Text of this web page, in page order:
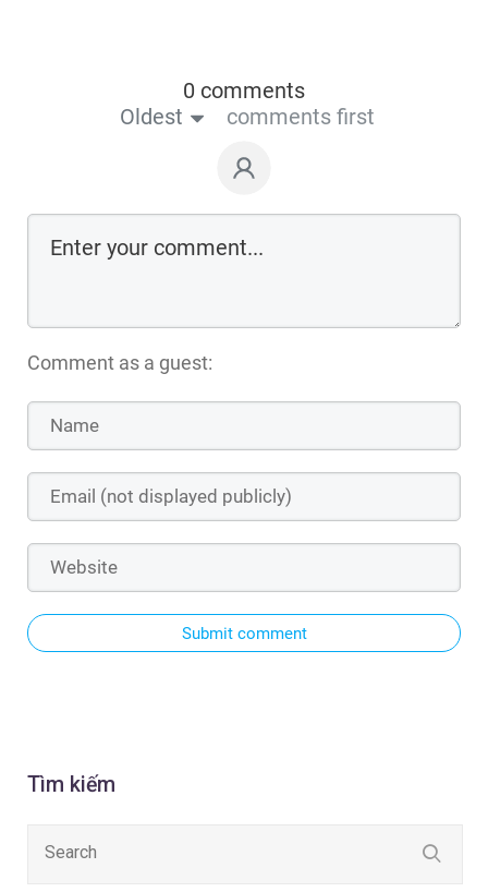
Tìm kiếm
0 comments
Oldest
comments first
Comment as a guest:
Submit comment